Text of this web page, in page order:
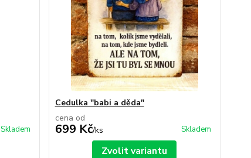
Skladem
Cedulka "babi a děda"
cena od
699 Kč/ks Skladem
Zvolit variantu